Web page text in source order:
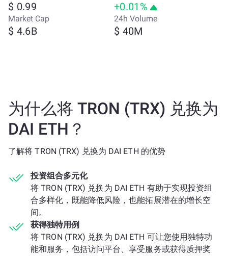
$ 0.99 +0.01%
Market Cap
$ 4.6B
24h Volume
$ 40M
为什么将 TRON (TRX) 兑换为
DAI ETH？
了解将 TRON (TRX) 兑换为 DAI ETH 的优势
投资组合多元化
将 TRON (TRX) 兑换为 DAI ETH 有助于实现投资组
合多样化，既能降低风险，也能拓展潜在的增长空
间。
获得独特用例
将 TRON (TRX) 兑换为 DAI ETH 可让您使用独特功
能和服务，包括访问平台、享受服务或获得质押奖